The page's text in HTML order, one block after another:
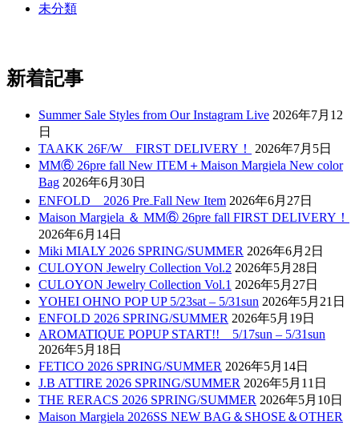
未分類
新着記事
Summer Sale Styles from Our Instagram Live 2026年7月12
日
TAAKK 26F/W FIRST DELIVERY！
2026年7月5日
MM⑥ 26pre fall New ITEM＋Maison Margiela New color
Bag 2026年6月30日
ENFOLD 2026 Pre₋Fall New Item 2026年6月27日
Maison Margiela ＆ MM⑥ 26pre fall FIRST DELIVERY！
2026年6月14日
Miki MIALY 2026 SPRING/SUMMER 2026年6月2日
CULOYON Jewelry Collection Vol.2 2026年5月28日
CULOYON Jewelry Collection Vol.1 2026年5月27日
YOHEI OHNO POP UP 5/23sat – 5/31sun 2026年5月21日
ENFOLD 2026 SPRING/SUMMER 2026年5月19日
AROMATIQUE POPUP START!! 5/17sun – 5/31sun
2026年5月18日
FETICO 2026 SPRING/SUMMER 2026年5月14日
J.B ATTIRE 2026 SPRING/SUMMER 2026年5月11日
THE RERACS 2026 SPRING/SUMMER 2026年5月10日
Maison Margiela 2026SS NEW BAG＆SHOSE＆OTHER